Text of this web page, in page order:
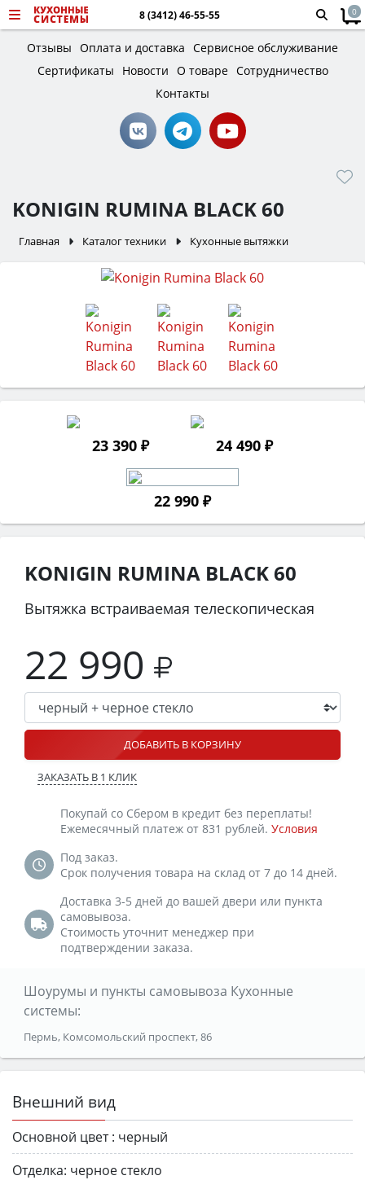
8 (3412) 46-55-55 0
Отзывы Оплата и доставка Сервисное обслуживание
Сертификаты
Новости О товаре Сотрудничество
Контакты
KONIGIN RUMINA BLACK 60
Главная Каталог техники Кухонные вытяжки
23 390 ₽ 24 490 ₽
22 990 ₽
KONIGIN RUMINA BLACK 60
Вытяжка встраиваемая телескопическая
22 990
ДОБАВИТЬ В КОРЗИНУ
ЗАКАЗАТЬ В 1 КЛИК
Покупай со Сбером в кредит без переплаты!
Ежемесячный платеж от 831 рублей. Условия
Под заказ.
Срок получения товара на склад от 7 до 14 дней.
Доставка 3-5 дней до вашей двери или пункта
самовывоза.
Стоимость уточнит менеджер при
подтверждении заказа.
Шоурумы и пункты самовывоза Кухонные
системы:
Пермь, Комсомольский проспект, 86
Внешний вид
Основной цвет : черный
Отделка: черное стекло